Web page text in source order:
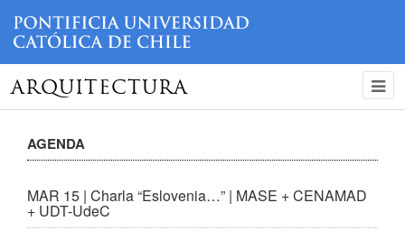
ARQUITECTURA
AGENDA
MAR 15 | Charla “Eslovenia…” | MASE + CENAMAD
+ UDT-UdeC